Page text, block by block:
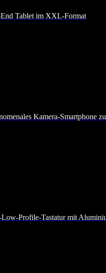
Tablet im XXL-Format
Kamera-Smartphone
Profile-Tastatur mit